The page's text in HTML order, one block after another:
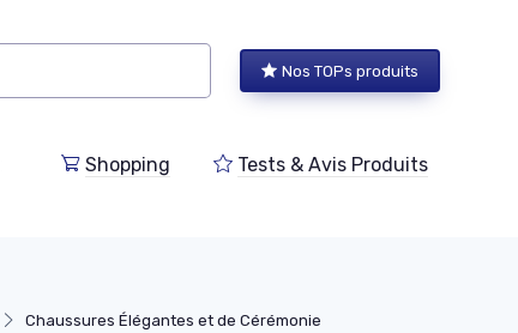
Nos TOPs produits
Shopping Tests & Avis Produits
Chaussures Élégantes et de Cérémonie